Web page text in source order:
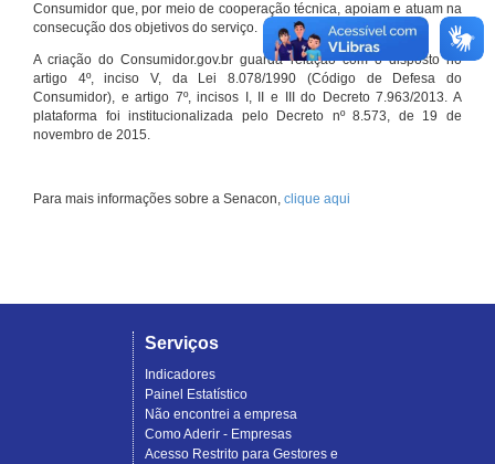
Consumidor que, por meio de cooperação técnica, apoiam e atuam na
consecução dos objetivos do serviço.
A criação do Consumidor.gov.br guarda relação com o disposto no
artigo 4º, inciso V, da Lei 8.078/1990 (Código de Defesa do
Consumidor), e artigo 7º, incisos I, II e III do Decreto 7.963/2013. A
plataforma foi institucionalizada pelo Decreto nº 8.573, de 19 de
novembro de 2015.
Para mais informações sobre a Senacon, clique aqui
Serviços
Indicadores
Painel Estatístico
Não encontrei a empresa
Como Aderir - Empresas
Acesso Restrito para Gestores e